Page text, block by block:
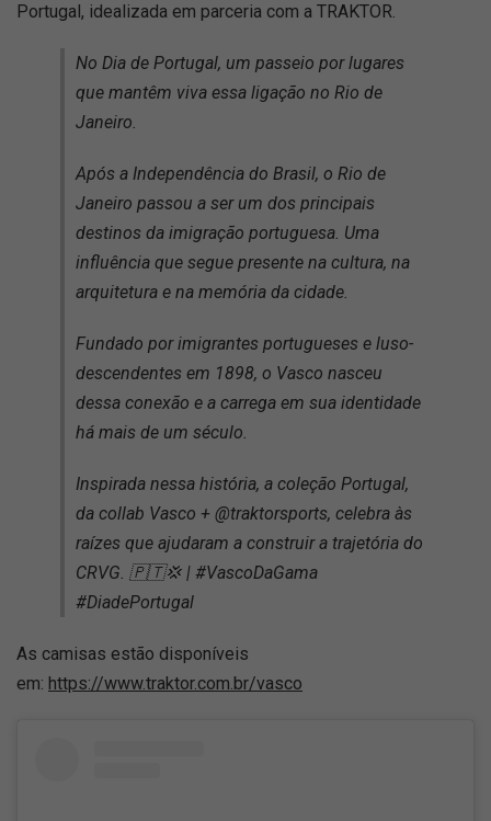
Portugal, idealizada em parceria com a TRAKTOR.
No Dia de Portugal, um passeio por lugares
que mantêm viva essa ligação no Rio de
Janeiro.
Após a Independência do Brasil, o Rio de
Janeiro passou a ser um dos principais
destinos da imigração portuguesa. Uma
influência que segue presente na cultura, na
arquitetura e na memória da cidade.
Fundado por imigrantes portugueses e luso-
descendentes em 1898, o Vasco nasceu
dessa conexão e a carrega em sua identidade
há mais de um século.
Inspirada nessa história, a coleção Portugal,
da collab Vasco + @traktorsports, celebra às
raízes que ajudaram a construir a trajetória do
CRVG. 🇵🇹💢 | #VascoDaGama
#DiadePortugal
As camisas estão disponíveis
em: https://www.traktor.com.br/vasco